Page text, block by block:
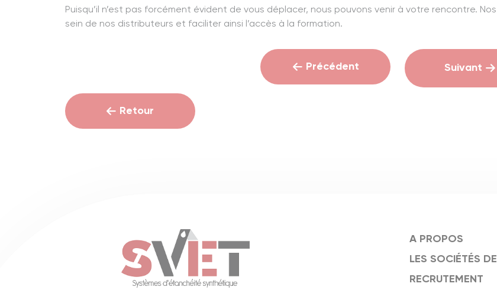
Puisqu’il n’est pas forcément évident de vous déplacer, nous pouvons venir à votre rencontre.
sein de nos distributeurs et faciliter ainsi l’accès à la formation.
Précédent Suivant
Retour
A PROPOS
LES SOCIÉTÉS
RECRUTEMENT